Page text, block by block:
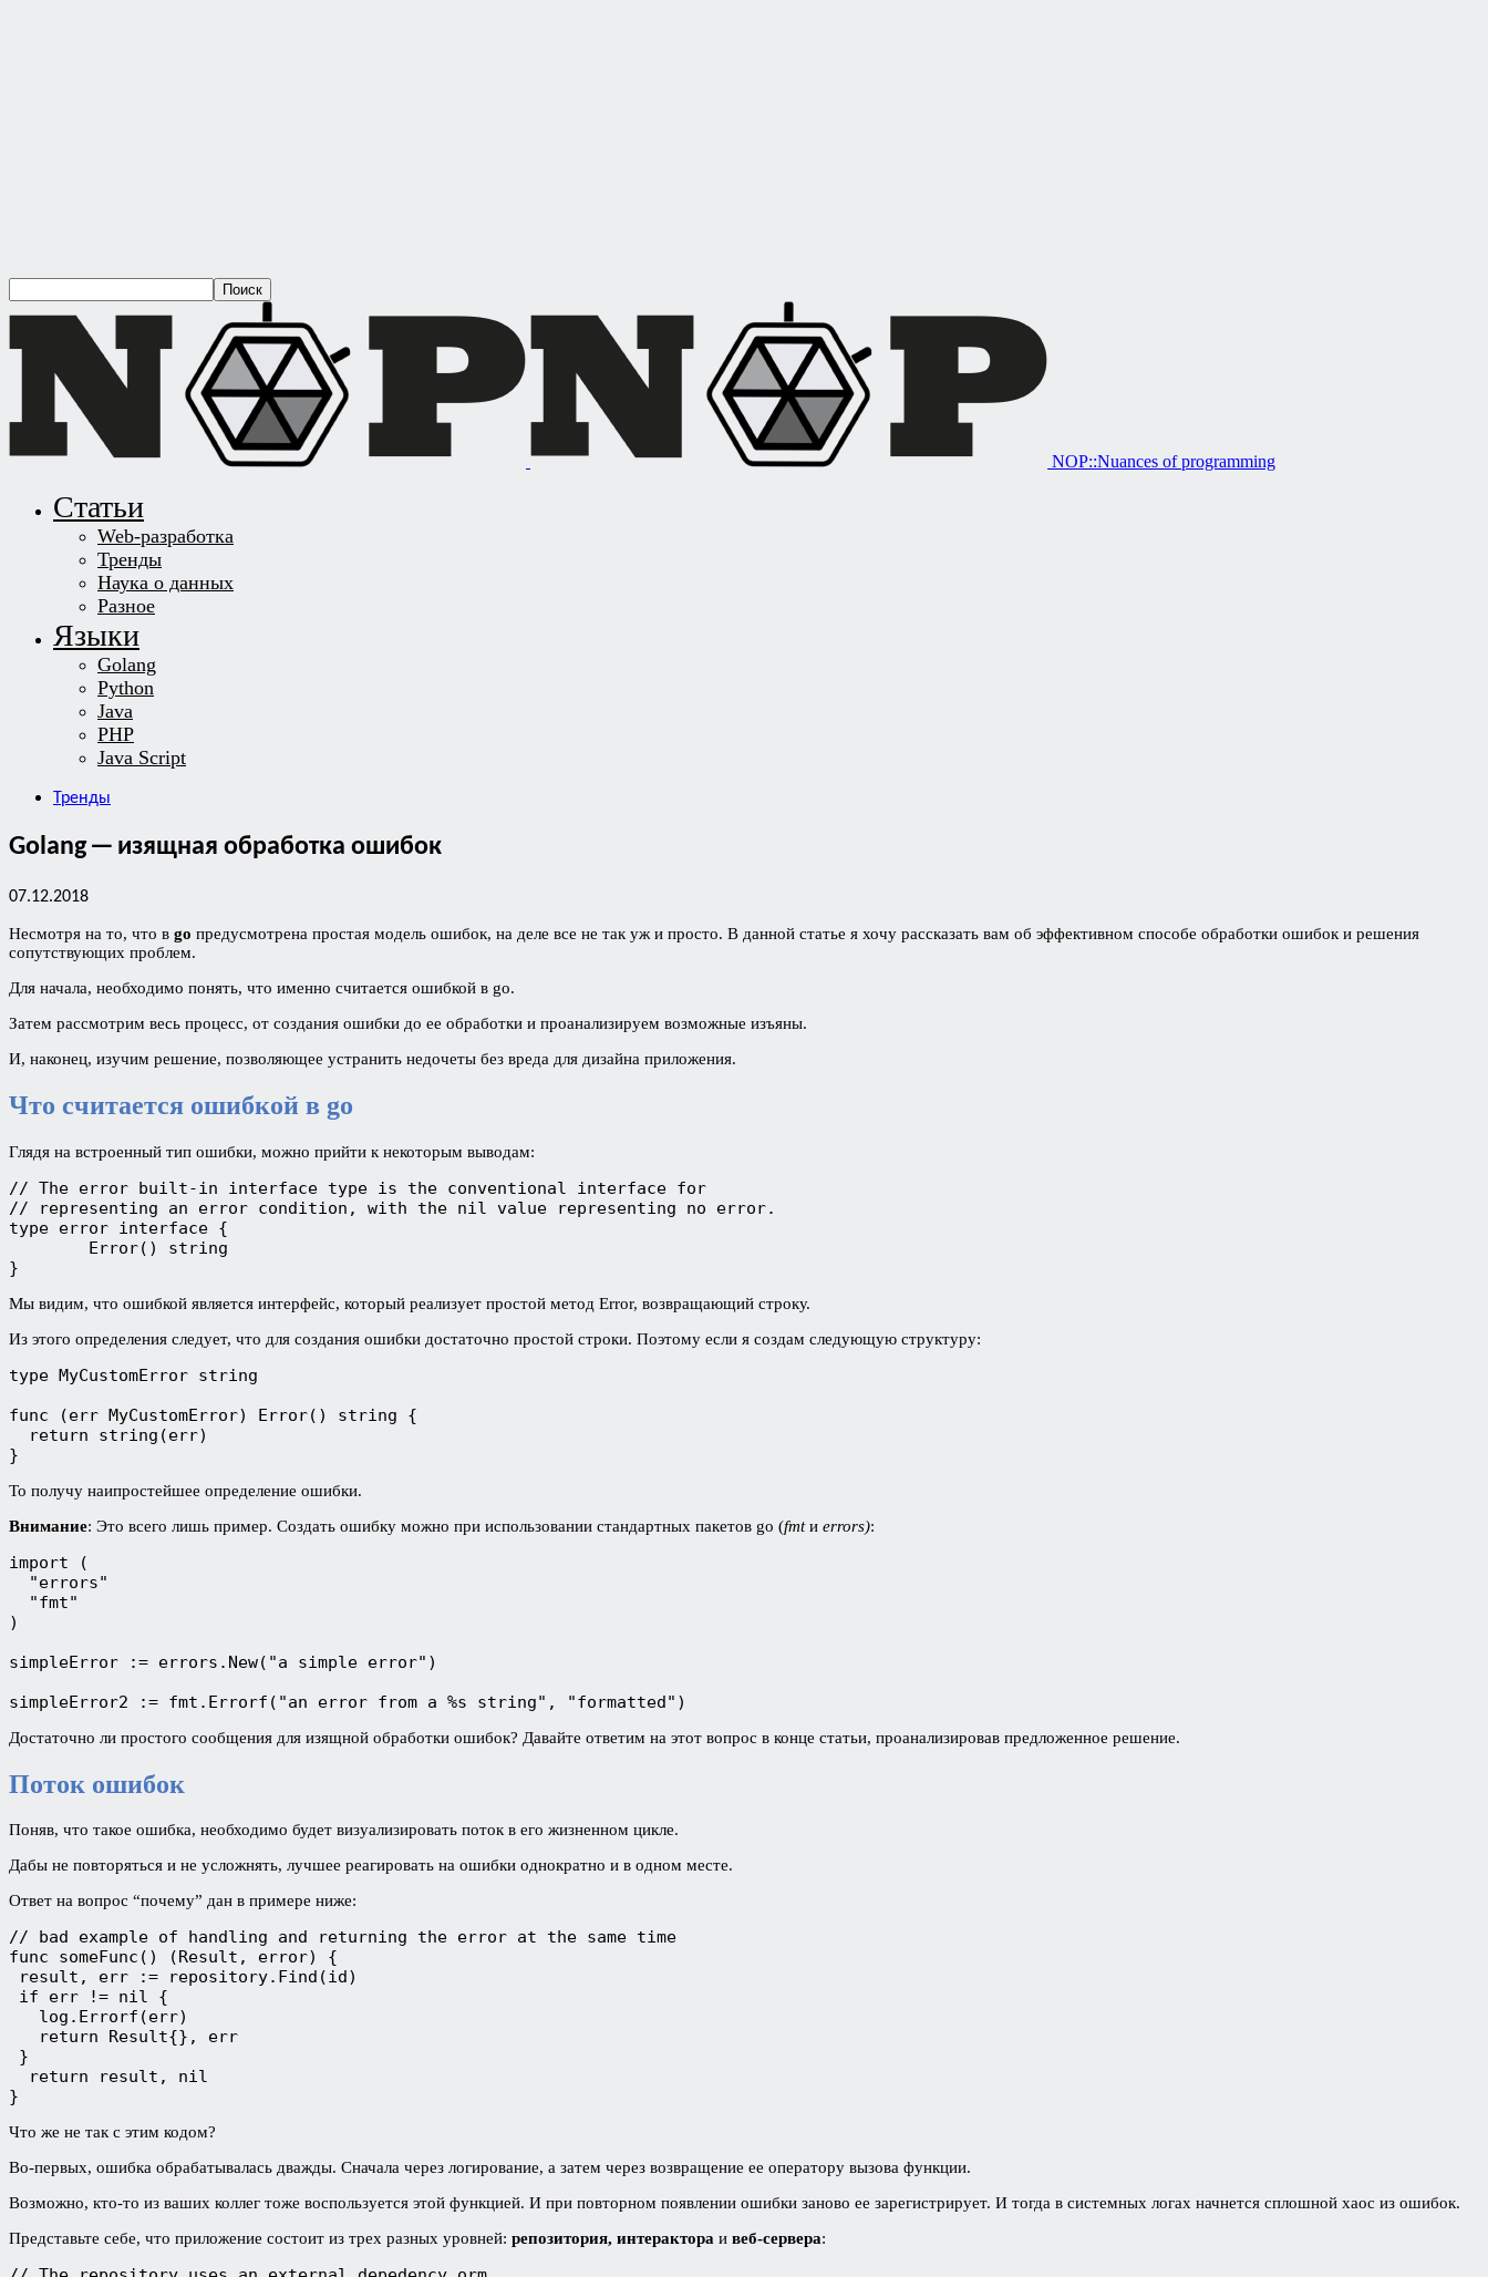
NOP::Nuances of programming
Статьи
Web-разработка
Тренды
Наука о данных
Разное
Языки
Golang
Python
Java
PHP
Java Script
Тренды
Golang — изящная обработка ошибок
07.12.2018
Несмотря на то, что в go предусмотрена простая модель ошибок, на деле все не так уж и просто. В данной статье я хочу рассказать вам об эффективном способе обработки ошибок и решения
сопутствующих проблем.
Для начала, необходимо понять, что именно считается ошибкой в go.
Затем рассмотрим весь процесс, от создания ошибки до ее обработки и проанализируем возможные изъяны.
И, наконец, изучим решение, позволяющее устранить недочеты без вреда для дизайна приложения.
Что считается ошибкой в go
Глядя на встроенный тип ошибки, можно прийти к некоторым выводам:
// The error built-in interface type is the conventional interface for
// representing an error condition, with the nil value representing no error.
type error interface {
}
Мы видим, что ошибкой является интерфейс, который реализует простой метод Error, возвращающий строку.
Из этого определения следует, что для создания ошибки достаточно простой строки. Поэтому если я создам следующую структуру:
type MyCustomError string
func (err MyCustomError) Error() string {
  return string(err)
}
То получу наипростейшее определение ошибки.
Внимание: Это всего лишь пример. Создать ошибку можно при использовании стандартных пакетов go (fmtи errors):
import (
  "errors"
  "fmt"
)
simpleError := errors.New("a simple error")
simpleError2 := fmt.Errorf("an error from a %s string", "formatted")
Достаточно ли простого сообщения для изящной обработки ошибок? Давайте ответим на этот вопрос в конце статьи, проанализировав предложенное решение.
Поток ошибок
Поняв, что такое ошибка, необходимо будет визуализировать поток в его жизненном цикле.
Дабы не повторяться и не усложнять, лучшее реагировать на ошибки однократно и в одном месте.
Ответ на вопрос “почему” дан в примере ниже:
// bad example of handling and returning the error at the same time
func someFunc() (Result, error) {
result, err := repository.Find(id)
if err != nil {
   log.Errorf(err)
   return Result{}, err
}
  return result, nil
}
Что же не так с этим кодом?
Во-первых, ошибка обрабатывалась дважды. Сначала через логирование, а затем через возвращение ее оператору вызова функции.
Возможно, кто-то из ваших коллег тоже воспользуется этой функцией. И при повторном появлении ошибки заново ее зарегистрирует. И тогда в системных логах начнется сплошной хаос из ошибок.
Представьте себе, что приложение состоит из трех разных уровней: репозитория, интерактора и веб-сервера: